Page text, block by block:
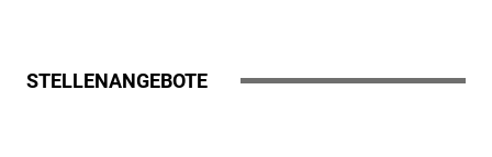
STELLENANGEBOTE